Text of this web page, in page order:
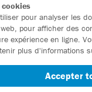
8 Shorts 6
pour analyser les
pour afficher des
expérience en ligne.
plus d'informations
Accepter